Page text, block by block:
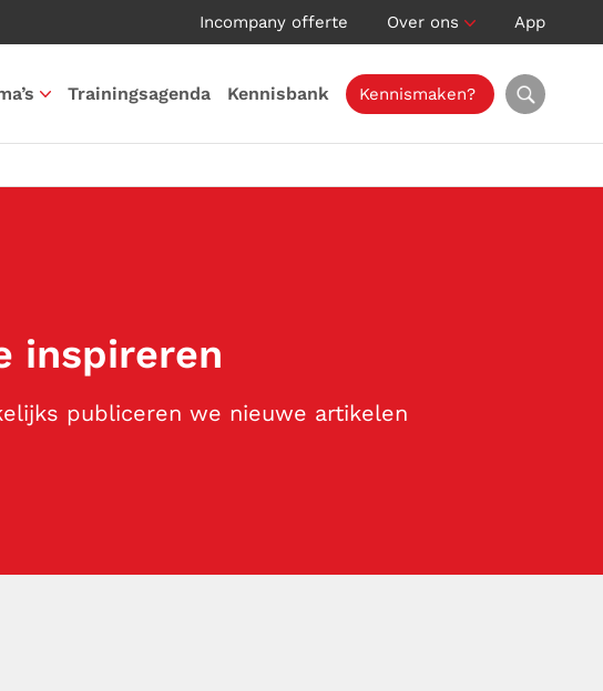
Incompany offerte Over ons App
Trainingsagenda Kennisbank Kennismaken?
inspireren
publiceren we nieuwe artikelen